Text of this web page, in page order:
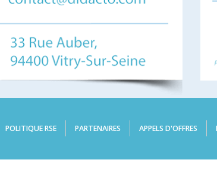
POLITIQUE RSE PARTENAIRES APPELS D'OFFRES